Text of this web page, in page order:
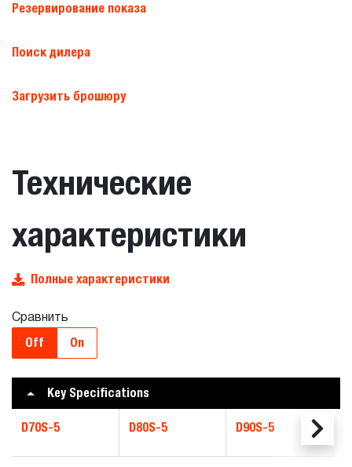
Резервирование показа
Поиск дилера
Загрузить брошюру
Технические
характеристики
Полные характеристики
Сравнить
Off On
Key Specifications
D70S-5 D80S-5 D90S-5